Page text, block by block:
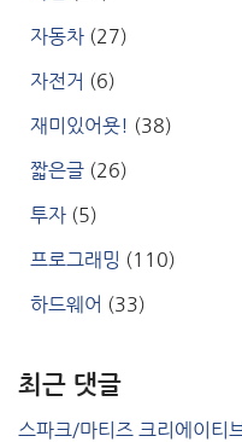
자동차 (27)
자전거 (6)
재미있어욧! (38)
짧은글 (26)
투자 (5)
프로그래밍 (110)
하드웨어 (33)
최근 댓글
스파크/마티즈 크리에이티